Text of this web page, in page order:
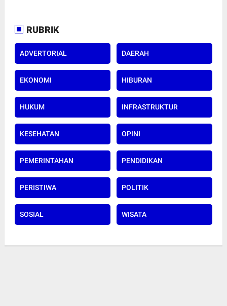
RUBRIK
ADVERTORIAL DAERAH
EKONOMI HIBURAN
HUKUM INFRASTRUKTUR
KESEHATAN OPINI
PEMERINTAHAN PENDIDIKAN
PERISTIWA POLITIK
SOSIAL WISATA